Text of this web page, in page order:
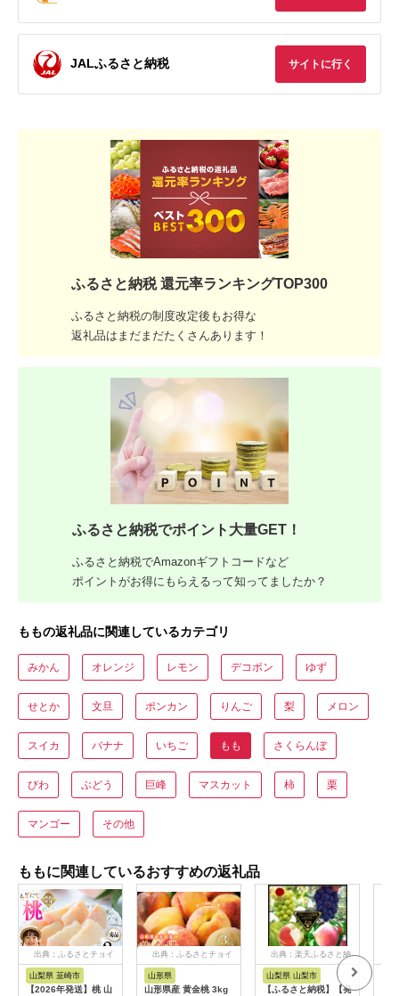
JALふるさと納税 サイトに行く
ふるさと納税 還元率ランキングTOP300
ふるさと納税の制度改定後もお得な
返礼品はまだまだたくさんあります！
ふるさと納税でポイント大量GET！
ふるさと納税でAmazonギフトコードなど
ポイントがお得にもらえるって知ってましたか？
ももの返礼品に関連しているカテゴリ
みかん オレンジ レモン デコポン ゆず
せとか 文旦 ポンカン りんご 梨 メロン
スイカ バナナ いちご もも さくらんぼ
びわ ぶどう 巨峰 マスカット 柿 栗
マンゴー その他
ももに関連しているおすすめの返礼品
出典：ふるさとチョイ
ス
山梨県 韮崎市
【2026年発送】桃 山
出典：ふるさとチョイ
ス
山形県
山形県産 黄金桃 3kg
出典：楽天ふるさと納
山梨県 山梨市
【ふるさと納税】【発